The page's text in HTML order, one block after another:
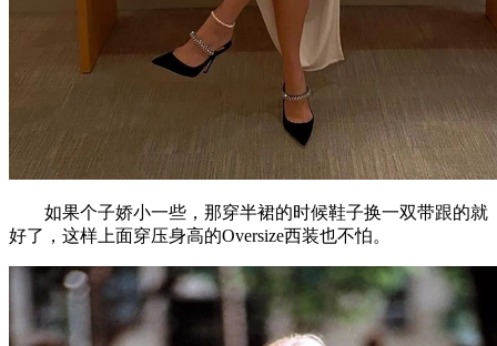
如果个子娇小一些，那穿半裙的时候鞋子换一双带跟的就
好了，这样上面穿压身高的Oversize西装也不怕。